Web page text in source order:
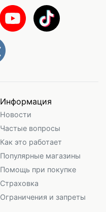
Информация
Новости
Частые вопросы
Как это работает
Популярные магазины
Помощь при покупке
Страховка
Ограничения и запреты